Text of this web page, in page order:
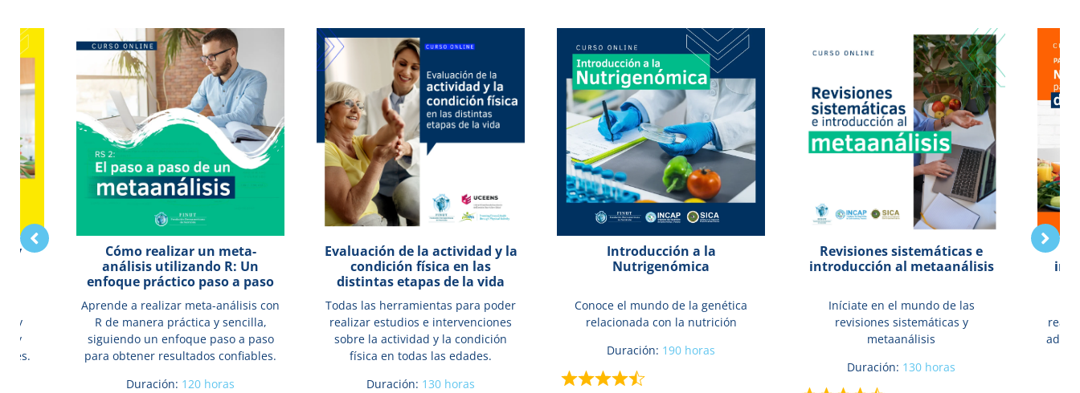
y
y
y
Cómo realizar un meta-
análisis utilizando R: Un
enfoque práctico paso a paso
Aprende a realizar meta-análisis con
R de manera práctica y sencilla,
siguiendo un enfoque paso a paso
para obtener resultados confiables.
Duración: 120 horas
Evaluación de la actividad y la
condición física en las
distintas etapas de la vida
Todas las herramientas para poder
realizar estudios e intervenciones
sobre la actividad y la condición
física en todas las edades.
Duración: 130 horas
Introducción a la
Nutrigenómica
Conoce el mundo de la genética
relacionada con la nutrición
Duración: 190 horas
Revisiones sistemáticas e
introducción al metaanálisis
Iníciate en el mundo de las
revisiones sistemáticas y
metaanálisis
Duración: 130 horas